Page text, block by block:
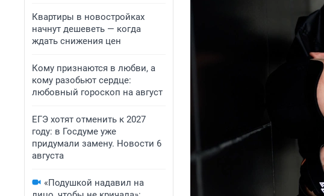
Квартиры в новостройках
начнут дешеветь — когда
ждать снижения цен
Кому признаются в любви, а
кому разобьют сердце:
любовный гороскоп на август
ЕГЭ хотят отменить к 2027
году: в Госдуме уже
придумали замену. Новости 6
августа
«Подушкой надавил на